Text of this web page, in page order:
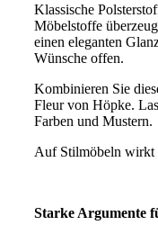
Klassische
Möbelstoffe
einen eleganten
Wünsche offen.
Kombinieren Sie
Fleur von Höpke.
Farben und Mustern.
Auf Stilmöbeln wirkt
Starke Argumente